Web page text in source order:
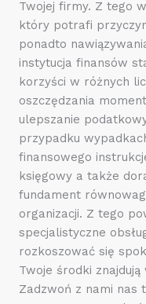
Twojej firmy. Z tego
który potrafi
ponadto
instytucja finansów
korzyści w różnych
oszczędzania
ulepszanie
przypadku
finansowego
księgowy a także
fundament
organizacji. Z tego
specjalistyczne
rozkoszować się
Twoje środki
Zadzwoń z nami nas